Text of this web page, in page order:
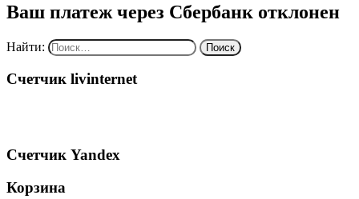
Ваш платеж через Сбербанк отклонен
Найти:
Счетчик livinternet
Счетчик Yandex
Корзина